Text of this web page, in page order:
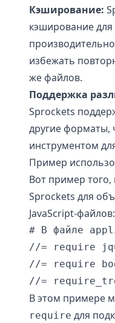
Кэширование:
кэширование
избежать
же файлов.
Поддержка
Sprockets
другие форматы,
инструментом
Пример
Вот пример
Sprockets для
JavaScript-файлов:
# В файле
//= require
//= require
В этом примере
require для